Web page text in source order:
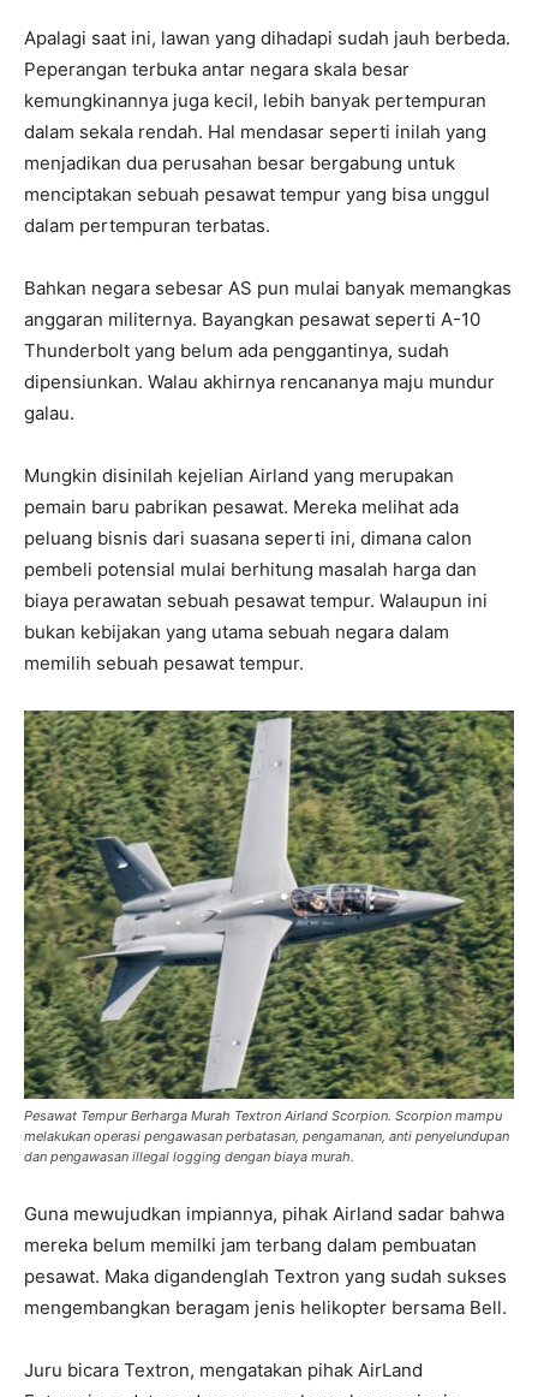
Apalagi saat ini, lawan yang dihadapi sudah jauh berbeda.
Peperangan terbuka antar negara skala besar
kemungkinannya juga kecil, lebih banyak pertempuran
dalam sekala rendah. Hal mendasar seperti inilah yang
menjadikan dua perusahan besar bergabung untuk
menciptakan sebuah pesawat tempur yang bisa unggul
dalam pertempuran terbatas.
Bahkan negara sebesar AS pun mulai banyak memangkas
anggaran militernya. Bayangkan pesawat seperti A-10
Thunderbolt yang belum ada penggantinya, sudah
dipensiunkan. Walau akhirnya rencananya maju mundur
galau.
Mungkin disinilah kejelian Airland yang merupakan
pemain baru pabrikan pesawat. Mereka melihat ada
peluang bisnis dari suasana seperti ini, dimana calon
pembeli potensial mulai berhitung masalah harga dan
biaya perawatan sebuah pesawat tempur. Walaupun ini
bukan kebijakan yang utama sebuah negara dalam
memilih sebuah pesawat tempur.
Pesawat Tempur Berharga Murah Textron Airland Scorpion. Scorpion mampu
melakukan operasi pengawasan perbatasan, pengamanan, anti penyelundupan
dan pengawasan illegal logging dengan biaya murah.
Guna mewujudkan impiannya, pihak Airland sadar bahwa
mereka belum memilki jam terbang dalam pembuatan
pesawat. Maka digandenglah Textron yang sudah sukses
mengembangkan beragam jenis helikopter bersama Bell.
Juru bicara Textron, mengatakan pihak AirLand